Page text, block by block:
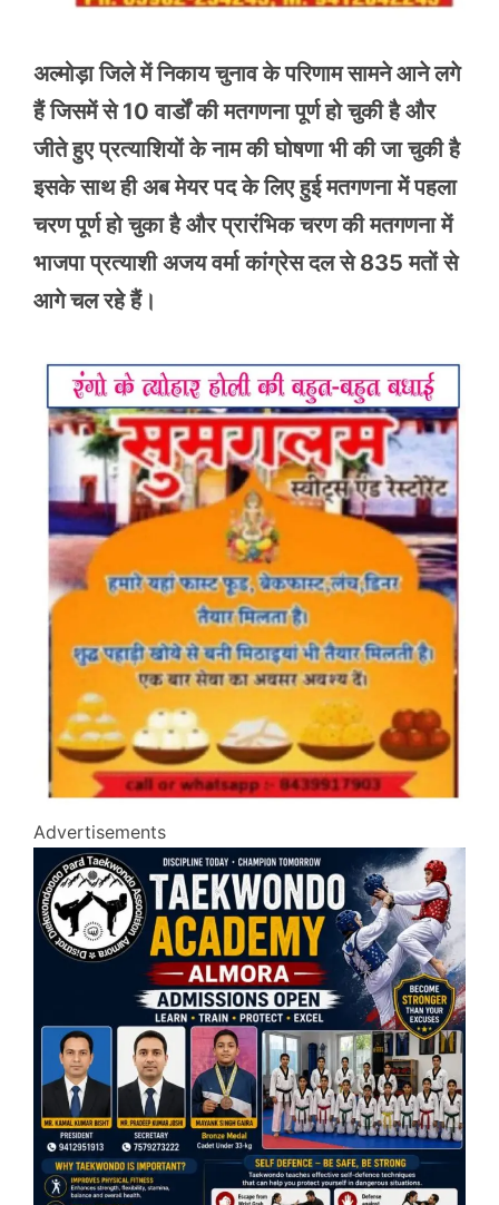
अल्मोड़ा जिले में निकाय चुनाव के परिणाम सामने आने लगे
हैं जिसमें से 10 वार्डों की मतगणना पूर्ण हो चुकी है और
जीते हुए प्रत्याशियों के नाम की घोषणा भी की जा चुकी है
इसके साथ ही अब मेयर पद के लिए हुई मतगणना में पहला
चरण पूर्ण हो चुका है और प्रारंभिक चरण की मतगणना में
भाजपा प्रत्याशी अजय वर्मा कांग्रेस दल से 835 मतों से
आगे चल रहे हैं।
Advertisements